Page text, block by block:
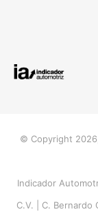
© Copyright
Indicador
C.V. | C. Bernardo